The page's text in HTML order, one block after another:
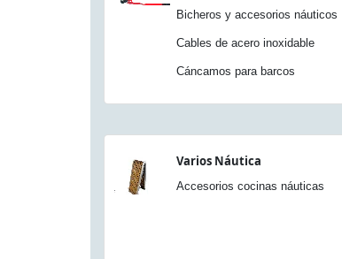
Bicheros y accesorios náuticos
Cables de acero inoxidable
Cáncamos para barcos
Varios Náutica
Accesorios cocinas náuticas